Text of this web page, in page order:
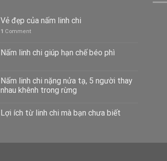
Vẻ đẹp của nấm linh chi
1 Comment
Nấm linh chi giúp hạn chế béo phì
Nấm linh chi nặng nửa tạ, 5 người thay
nhau khênh trong rừng
Lợi ích từ linh chi mà bạn chưa biết